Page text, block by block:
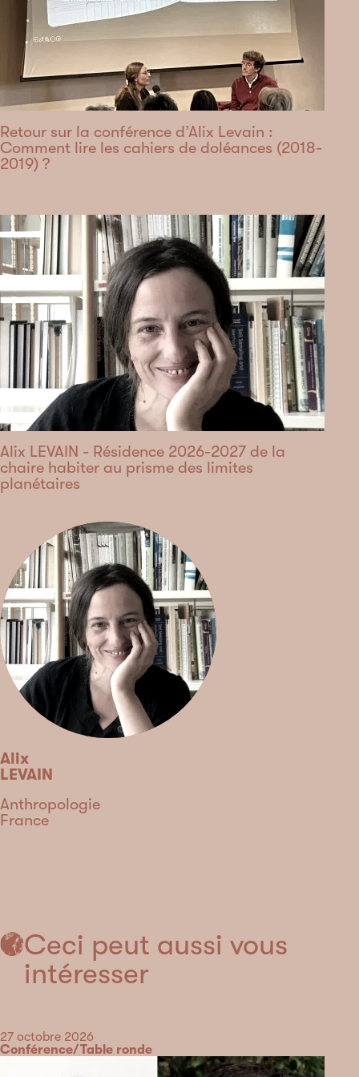
Retour sur la conférence d’Alix Levain :
Comment lire les cahiers de doléances (2018-
2019) ?
Alix LEVAIN - Résidence 2026-2027 de la
chaire habiter au prisme des limites
planétaires
Alix
LEVAIN
Discipline
Anthropologie
Pays
France
Ceci peut aussi vous
intéresser
Date
27 octobre 2026
Catégorie
Conférence/Table ronde